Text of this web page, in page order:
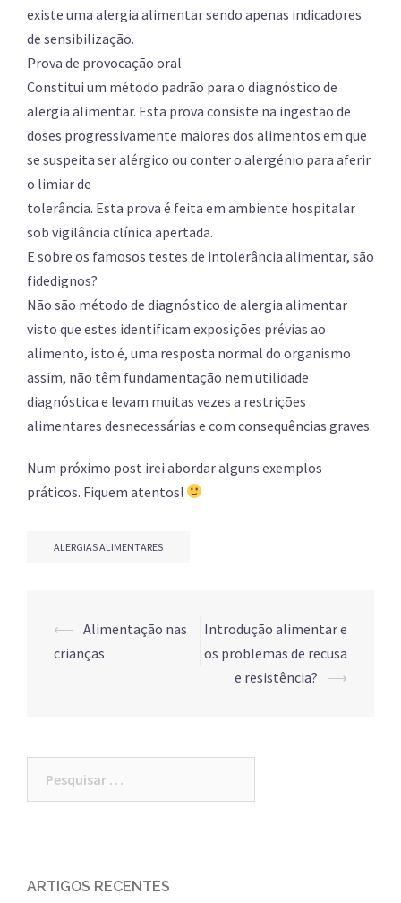
existe uma alergia alimentar sendo apenas indicadores
de sensibilização.
Prova de provocação oral
Constitui um método padrão para o diagnóstico de
alergia alimentar. Esta prova consiste na ingestão de
doses progressivamente maiores dos alimentos em que
se suspeita ser alérgico ou conter o alergénio para aferir
o limiar de
tolerância. Esta prova é feita em ambiente hospitalar
sob vigilância clínica apertada.
E sobre os famosos testes de intolerância alimentar, são
fidedignos?
Não são método de diagnóstico de alergia alimentar
visto que estes identificam exposições prévias ao
alimento, isto é, uma resposta normal do organismo
assim, não têm fundamentação nem utilidade
diagnóstica e levam muitas vezes a restrições
alimentares desnecessárias e com consequências graves.
Num próximo post irei abordar alguns exemplos
práticos. Fiquem atentos!
ALERGIAS ALIMENTARES
Post
navigation
⟵ Alimentação nas
crianças
Introdução alimentar e
os problemas de recusa
e resistência? ⟶
ARTIGOS RECENTES